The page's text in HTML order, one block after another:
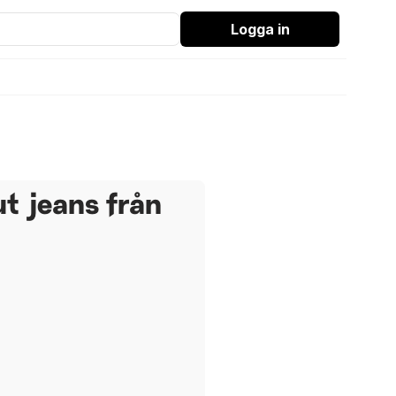
Logga in
jeans från